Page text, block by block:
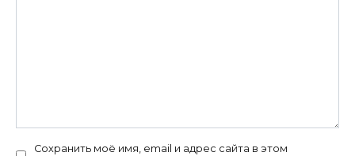
Сохранить моё имя, email и адрес сайта в этом